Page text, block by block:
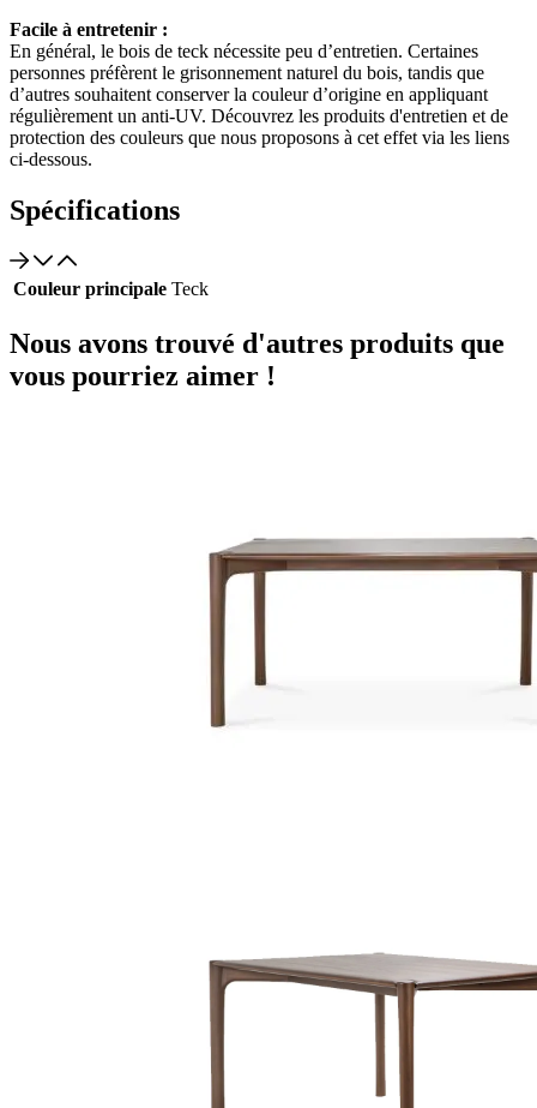
Facile à entretenir :
En général, le bois de teck nécessite peu d’entretien. Certaines
personnes préfèrent le grisonnement naturel du bois, tandis que
d’autres souhaitent conserver la couleur d’origine en appliquant
régulièrement un anti-UV. Découvrez les produits d'entretien et de
protection des couleurs que nous proposons à cet effet via les liens
ci-dessous.
Spécifications
Couleur principale Teck
Nous avons trouvé d'autres produits que
vous pourriez aimer !